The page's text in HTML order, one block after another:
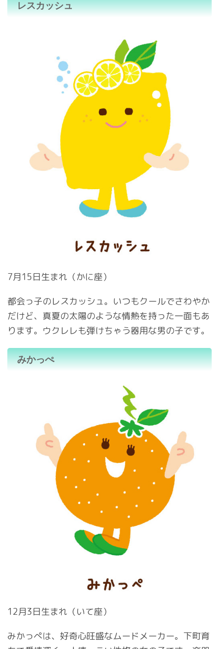
レスカッシュ
7月15日生まれ（かに座）
都会っ子のレスカッシュ。いつもクールでさわやか
だけど、真夏の太陽のような情熱を持った一面もあ
ります。ウクレレも弾けちゃう器用な男の子です。
みかっぺ
12月3日生まれ（いて座）
みかっぺは、好奇心旺盛なムードメーカー。下町育